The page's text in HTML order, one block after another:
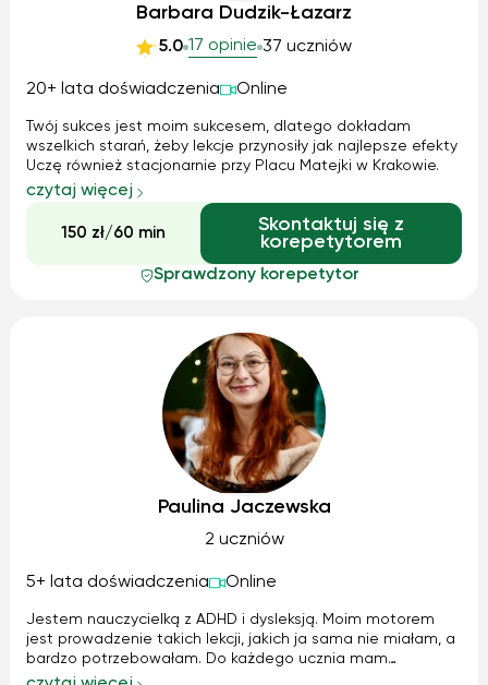
Barbara Dudzik-Łazarz
5.0 17 opinie 37 uczniów
20+ lata doświadczenia Online
Twój sukces jest moim sukcesem, dlatego dokładam
wszelkich starań, żeby lekcje przynosiły jak najlepsze efekty
Uczę również stacjonarnie przy Placu Matejki w Krakowie.
czytaj więcej
150 zł/60 min
Skontaktuj się z
korepetytorem
Sprawdzony korepetytor
Paulina Jaczewska
2 uczniów
5+ lata doświadczenia Online
Jestem nauczycielką z ADHD i dysleksją. Moim motorem
jest prowadzenie takich lekcji, jakich ja sama nie miałam, a
bardzo potrzebowałam. Do każdego ucznia mam
indywidualne podejście. Posiadam również doświadczenie